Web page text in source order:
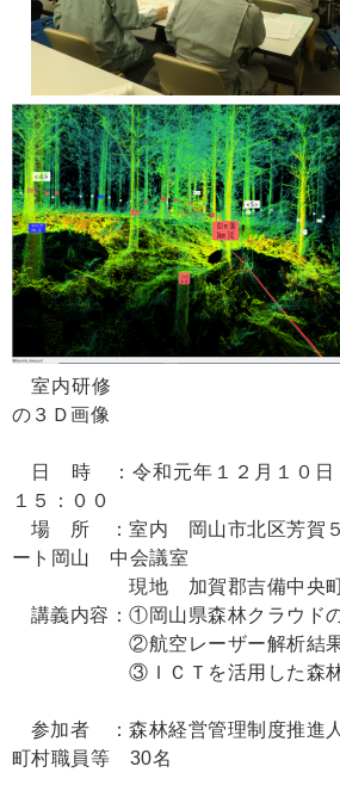
室内研修
の３Ｄ画像
日 時 ：令和元年１２月１０日
１５：００
場 所 ：室内 岡山市北区芳賀
ート岡山 中会議室
現地 加賀郡吉備中央町
講義内容：①岡山県森林クラ
②航空レーザー解析結果
③ＩＣＴを活用した森林
参加者 ：森林経営管理制度推進
町村職員等 30名